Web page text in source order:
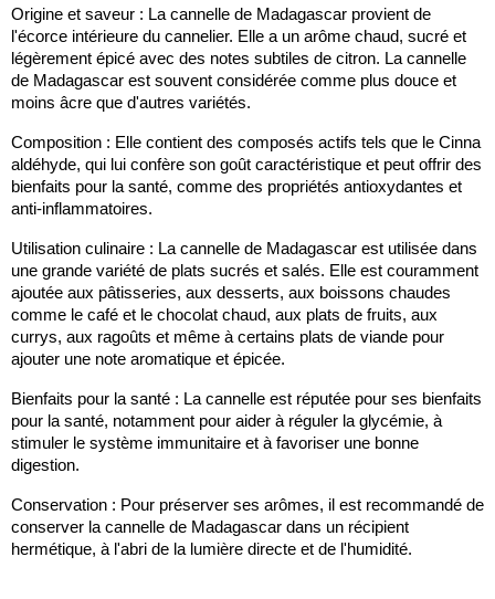
Origine et saveur : La cannelle de Madagascar provient de
l'écorce intérieure du cannelier. Elle a un arôme chaud, sucré et
légèrement épicé avec des notes subtiles de citron. La cannelle
de Madagascar est souvent considérée comme plus douce et
moins âcre que d'autres variétés.
Composition : Elle contient des composés actifs tels que le Cinna
aldéhyde, qui lui confère son goût caractéristique et peut offrir des
bienfaits pour la santé, comme des propriétés antioxydantes et
anti-inflammatoires.
Utilisation culinaire : La cannelle de Madagascar est utilisée dans
une grande variété de plats sucrés et salés. Elle est couramment
ajoutée aux pâtisseries, aux desserts, aux boissons chaudes
comme le café et le chocolat chaud, aux plats de fruits, aux
currys, aux ragoûts et même à certains plats de viande pour
ajouter une note aromatique et épicée.
Bienfaits pour la santé : La cannelle est réputée pour ses bienfaits
pour la santé, notamment pour aider à réguler la glycémie, à
stimuler le système immunitaire et à favoriser une bonne
digestion.
Conservation : Pour préserver ses arômes, il est recommandé de
conserver la cannelle de Madagascar dans un récipient
hermétique, à l'abri de la lumière directe et de l'humidité.